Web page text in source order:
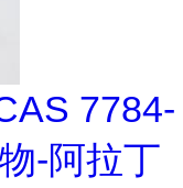
7784-
-阿拉丁